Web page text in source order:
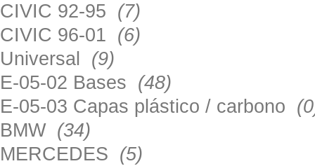
CIVIC 92-95 (7)
CIVIC 96-01 (6)
Universal (9)
E-05-02 Bases (48)
E-05-03 Capas plástico / carbono
BMW (34)
MERCEDES (5)